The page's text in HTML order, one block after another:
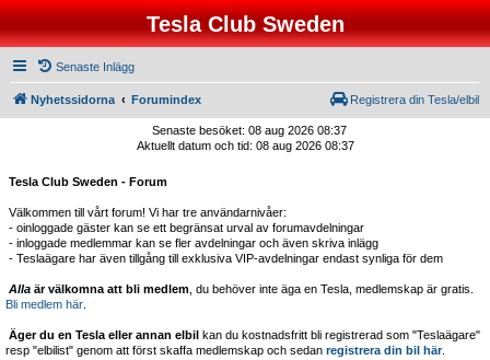
Tesla Club Sweden
Senaste Inlägg
Nyhetssidorna Forumindex Registrera din Tesla/elbil
Senaste besöket: 08 aug 2026 08:37
Aktuellt datum och tid: 08 aug 2026 08:37
Tesla Club Sweden - Forum
Välkommen till vårt forum! Vi har tre användarnivåer:
- oinloggade gäster kan se ett begränsat urval av forumavdelningar
- inloggade medlemmar kan se fler avdelningar och även skriva inlägg
- Teslaägare har även tillgång till exklusiva VIP-avdelningar endast synliga för dem
Alla är välkomna att bli medlem , du behöver inte äga en Tesla, medlemskap är gratis.
Bli medlem här
Äger du en Tesla eller annan elbil kan du kostnadsfritt bli registrerad som "Teslaägare"
resp "elbilist" genom att först skaffa medlemskap och sedan registrera din bil här.